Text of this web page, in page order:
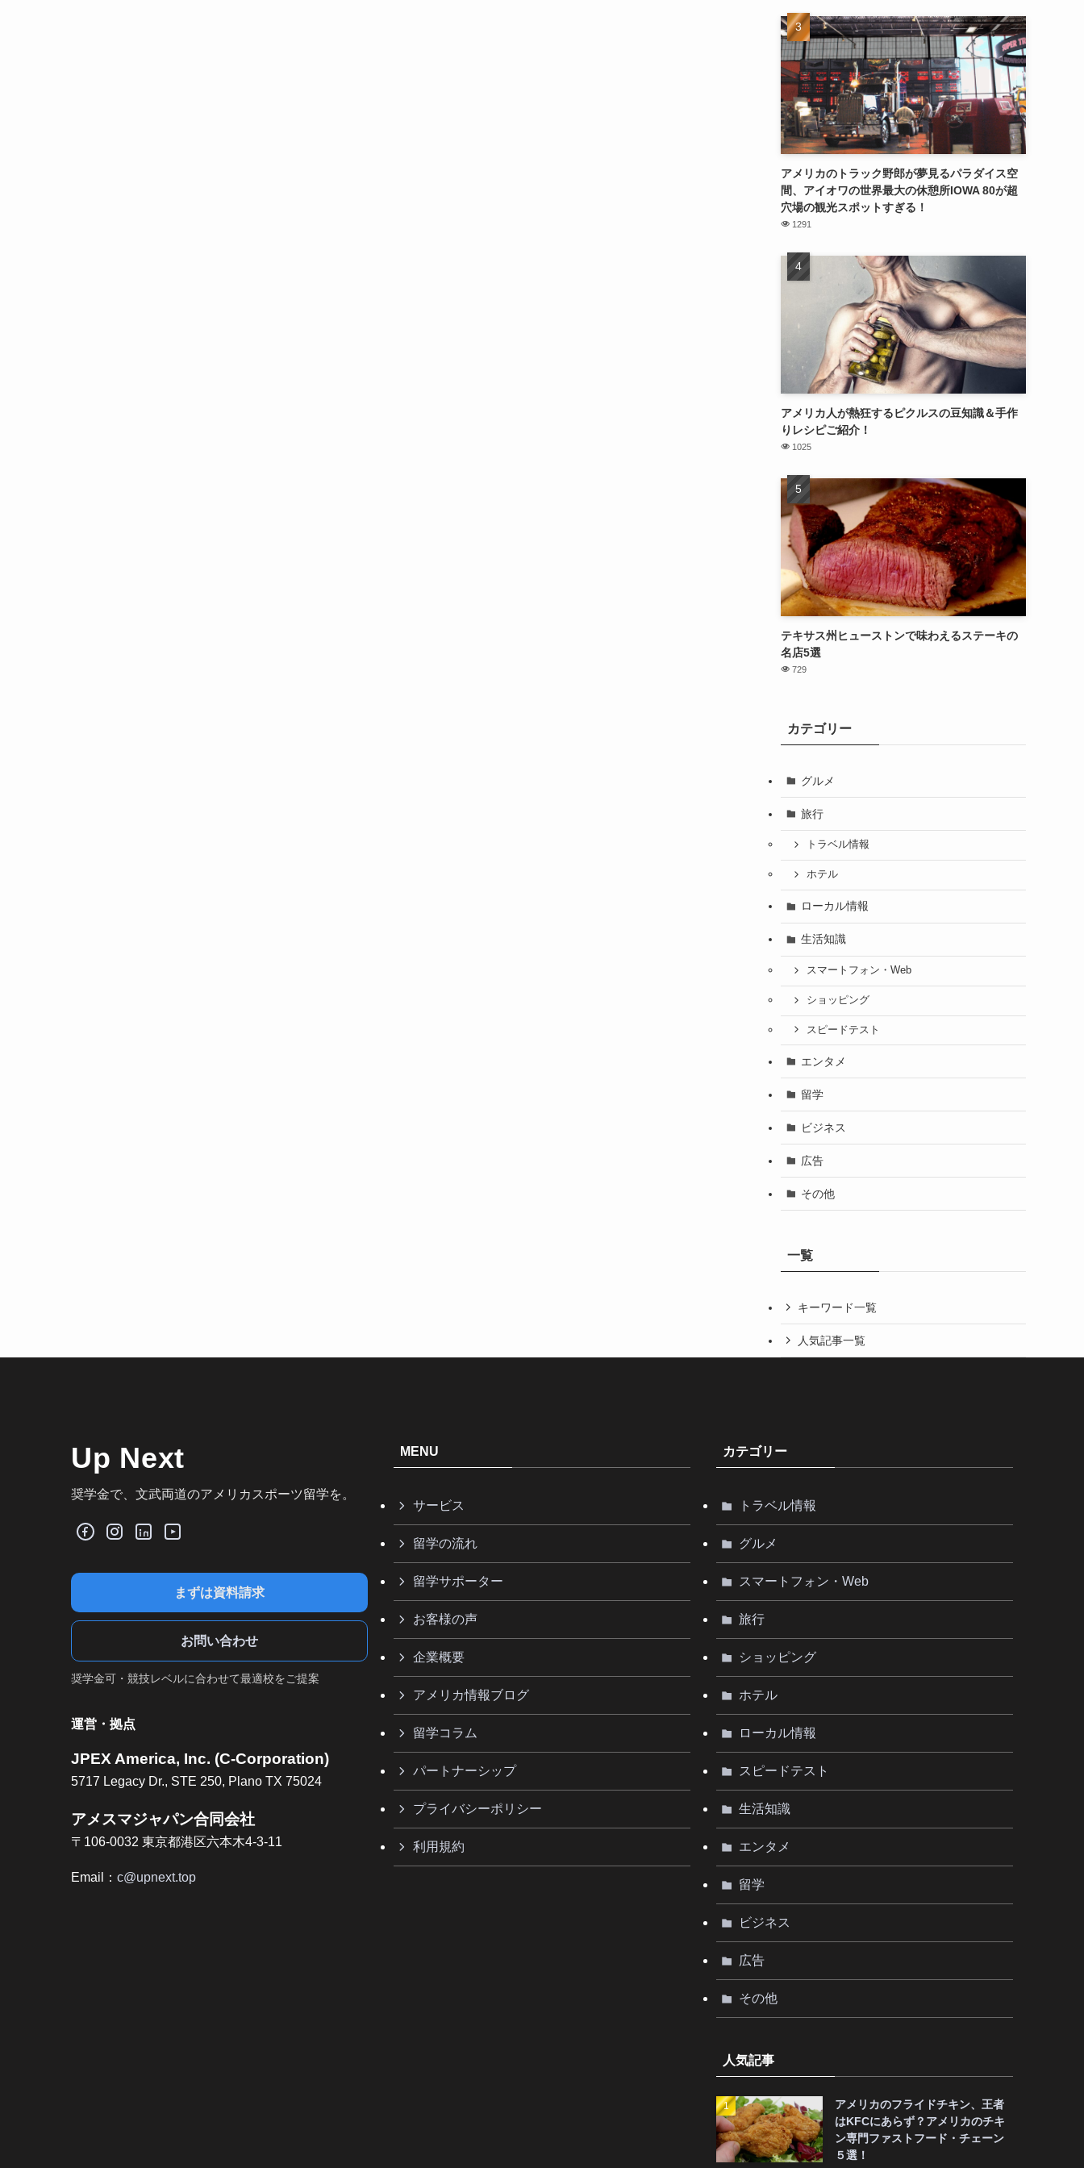
アメリカのトラック野郎が夢見るパラダイス空
間、アイオワの世界最大の休憩所IOWA 80が超
穴場の観光スポットすぎる！
1291
アメリカ人が熱狂するピクルスの豆知識＆手作
りレシピご紹介！
1025
テキサス州ヒューストンで味わえるステーキの
名店5選
729
カテゴリー
グルメ
旅行
トラベル情報
ホテル
ローカル情報
生活知識
スマートフォン・Web
ショッピング
スピードテスト
エンタメ
留学
ビジネス
広告
その他
一覧
キーワード一覧
人気記事一覧
Up Next
奨学金で、文武両道のアメリカスポーツ留学を。
まずは資料請求
お問い合わせ
奨学金可・競技レベルに合わせて最適校をご提案
運営・拠点
JPEX America, Inc. (C-Corporation)
5717 Legacy Dr., STE 250, Plano TX 75024
アメスマジャパン合同会社
〒106-0032 東京都港区六本木4-3-11
Email： c@upnext.top
MENU
サービス
留学の流れ
留学サポーター
お客様の声
企業概要
アメリカ情報ブログ
留学コラム
パートナーシップ
プライバシーポリシー
利用規約
カテゴリー
トラベル情報
グルメ
スマートフォン・Web
旅行
ショッピング
ホテル
ローカル情報
スピードテスト
生活知識
エンタメ
留学
ビジネス
広告
その他
人気記事
アメリカのフライドチキン、王者
はKFCにあらず？アメリカのチキ
ン専門ファストフード・チェーン
５選！